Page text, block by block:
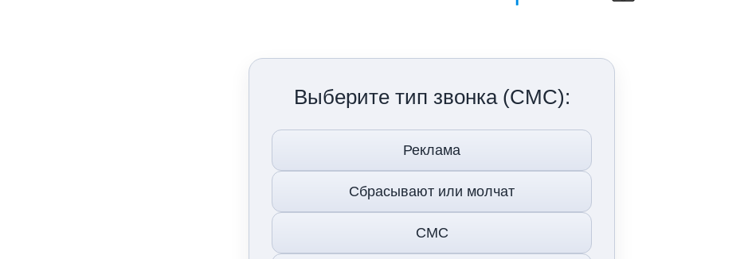
Выберите тип звонка (СМС):
Реклама
Сбрасывают или молчат
СМС